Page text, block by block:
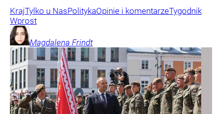
KrajTylko u NasPolitykaOpinie i komentarzeTygodnik
Wprost
Magdalena Frindt